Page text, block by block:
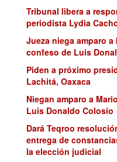
Tribunal libera a
periodista Lydia
Jueza niega amparo
confeso de Luis
Piden a próximo
Lachitá, Oaxaca
Niegan amparo a
Luis Donaldo Colosio
Dará Teqroo
entrega de
la elección judicial